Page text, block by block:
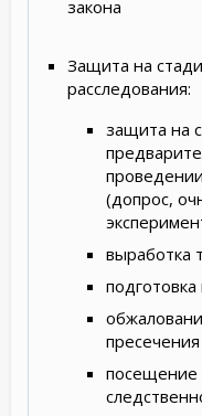
закона
Защита на
расследования:
защита на
(допрос,
выработка
пресечения
посещение